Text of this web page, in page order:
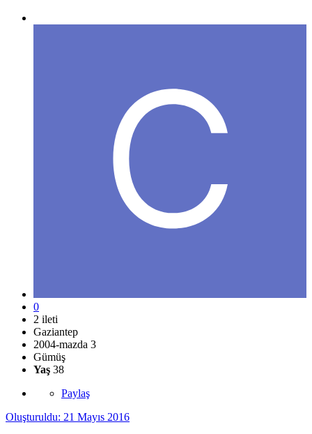
0
2 ileti
Gaziantep
2004-mazda 3
Gümüş
Yaş 38
Paylaş
Oluşturuldu: 21 Mayıs 2016